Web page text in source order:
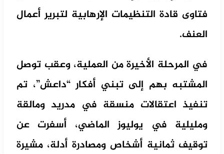
فتاوى قادة التنظيمات الإرهابية لتبرير أعمال
العنف.
في المرحلة الأخيرة من العملية، وعقب توصل
المشتبه بهم إلى تبني أفكار “داعش”، تم
تنفيذ اعتقالات منسقة في مدريد ومالقة
ومليلية في يوليوز الماضي، أسفرت عن
توقيف ثمانية أشخاص ومصادرة أدلة، مشيرة